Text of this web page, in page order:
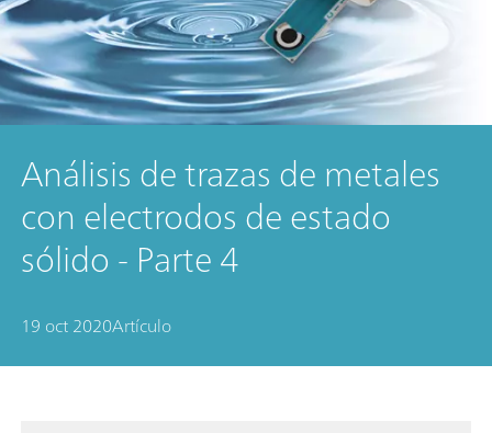
Análisis de trazas de metales
con electrodos de estado
sólido - Parte 4
19 oct 2020Artículo